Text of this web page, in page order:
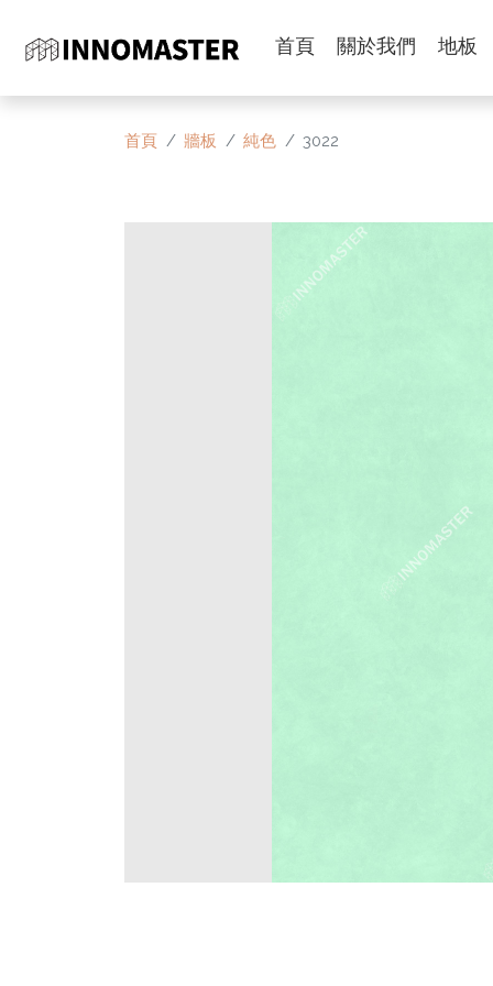
首頁 關於我們 地板
首頁 牆板 純色 3022